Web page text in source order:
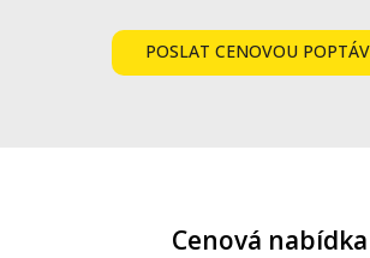
POSLAT CENOVOU
Cenová nabídka